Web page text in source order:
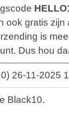
ook gratis zijn
is
Dus hou
26-11-2025
Black10.